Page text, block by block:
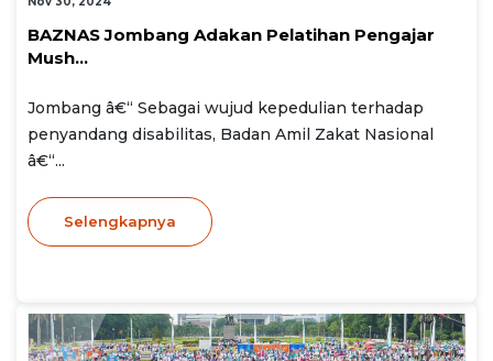
BAZNAS Jombang Adakan Pelatihan Pengajar
Mush...
Jombang â€“ Sebagai wujud kepedulian terhadap
penyandang disabilitas, Badan Amil Zakat Nasional
â€“...
Selengkapnya